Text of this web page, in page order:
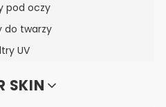
pod oczy
do twarzy
UV
SKIN